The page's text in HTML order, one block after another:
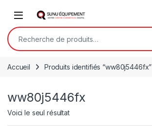
Open
Recherche pour :
Accueil Produits identifiés “ww80j5446fx”
ww80j5446fx
Voici le seul résultat